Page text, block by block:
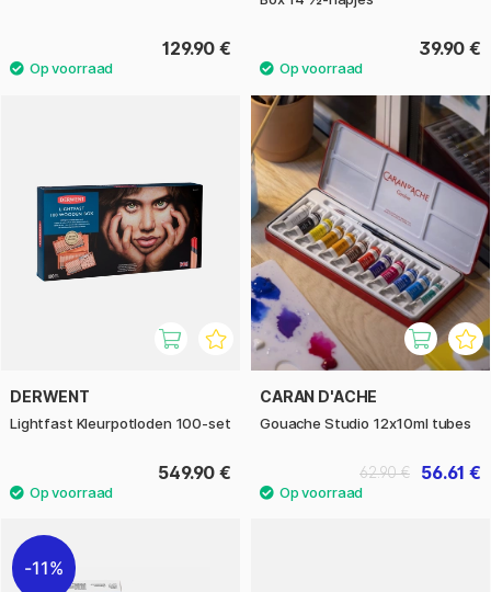
129.90 € 39.90 €
DERWENT
Lightfast Kleurpotloden 100-set
549.90 €
CARAN D'ACHE
Gouache Studio 12x10ml tubes
56.61 €
62.90 €
11%